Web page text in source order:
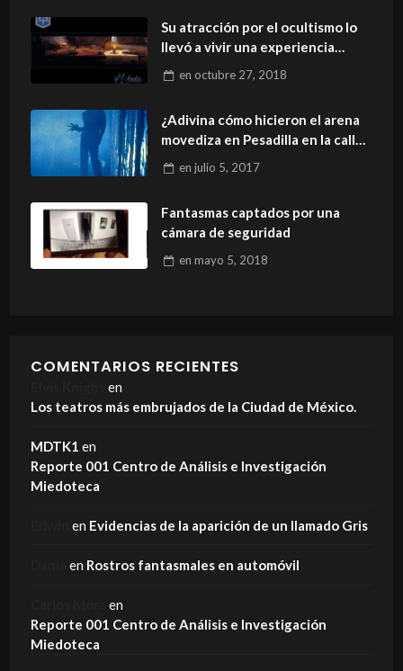
Su atracción por el ocultismo lo
llevó a vivir una experiencia
espeluznante
en octubre 27, 2018
¿Adivina cómo hicieron el arena
movediza en Pesadilla en la calle
del infierno?
en julio 5, 2017
Fantasmas captados por una
cámara de seguridad
en mayo 5, 2018
COMENTARIOS RECIENTES
en
Los teatros más embrujados de la Ciudad de México.
MDTK1 en
Reporte 001 Centro de Análisis e Investigación
Miedoteca
en Evidencias de la aparición de un llamado Gris
en Rostros fantasmales en automóvil
en
Reporte 001 Centro de Análisis e Investigación
Miedoteca